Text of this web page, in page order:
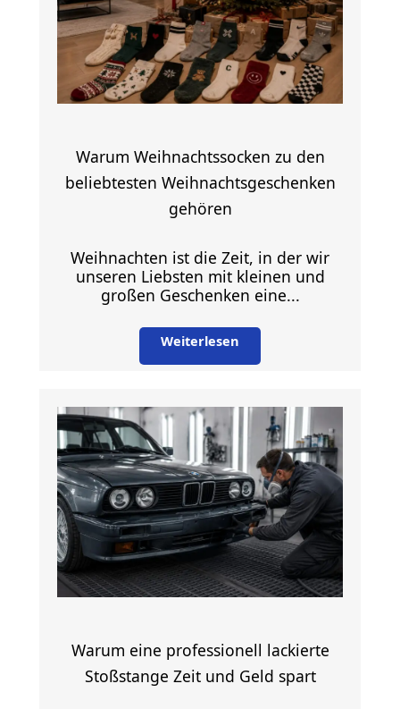
Warum Weihnachtssocken zu den
beliebtesten Weihnachtsgeschenken
gehören
Weihnachten ist die Zeit, in der wir
unseren Liebsten mit kleinen und
großen Geschenken eine...
Weiterlesen
Warum eine professionell lackierte
Stoßstange Zeit und Geld spart